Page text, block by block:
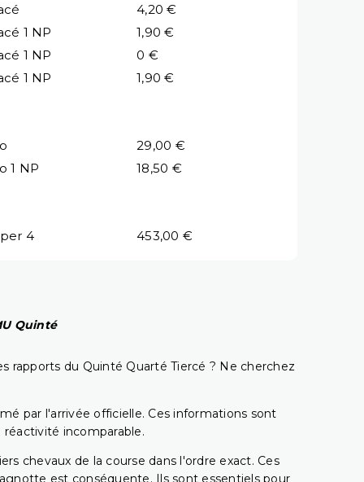
4,20 €
1 NP
1,90 €
1 NP
0 €
1 NP
1,90 €
29,00 €
1 NP
18,50 €
4 453,00 €
Quinté
rapports du Quinté Quarté Tiercé ? Ne cherchez
par l'arrivée officielle. Ces informations sont
incomparable.
chevaux de la course dans l'ordre exact. Ces